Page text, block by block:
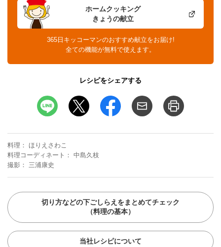
ホームクッキング
きょうの献立
365日キッコーマンのおすすめ献立をお届け!
全ての機能が無料で使えます。
レシピをシェアする
料理
ほりえさわこ
料理コーディネート
中島久枝
撮影
三浦康史
切り方などの下ごしらえをまとめてチェック
（料理の基本）
当社レシピについて